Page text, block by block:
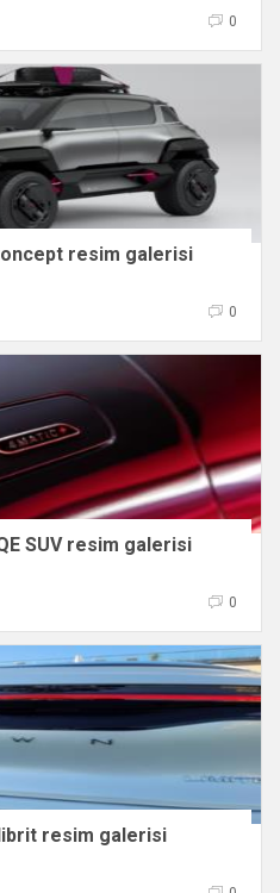
0
resim galerisi
0
SUV resim galerisi
0
resim galerisi